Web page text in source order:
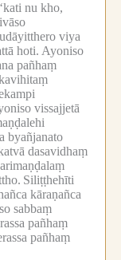
nu kho,
viya
hoti. Ayoniso
pañhaṃ
vissajjetā
byañjanato
dasavidhaṃ
Siliṭṭhehīti
kāraṇañca
sabbaṃ
pañhaṃ
pañhaṃ